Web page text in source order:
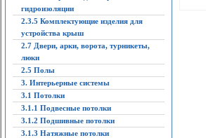
гидроизоляции
2.3.5 Комплектующие изделия для
устройства крыш
2.7 Двери, арки, ворота, турникеты,
люки
2.5 Полы
3. Интерьерные системы
3.1 Потолки
3.1.1 Подвесные потолки
3.1.2 Подшивные потолки
3.1.3 Натяжные потолки